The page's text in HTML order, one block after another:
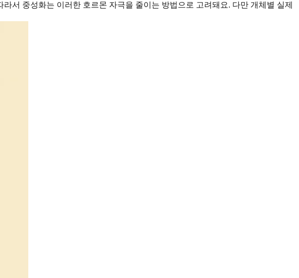
서 중성화는 이러한 호르몬 자극을 줄이는 방법으로 고려돼요. 다만 개체별 실제